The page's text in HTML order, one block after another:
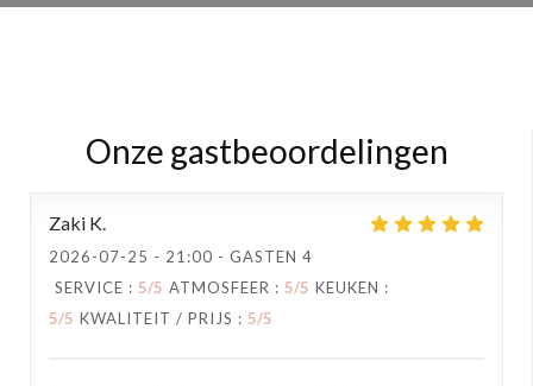
Onze gastbeoordelingen
Zaki K
2026-07-25 - 21:00 - GASTEN 4
SERVICE : 5/5 ATMOSFEER : 5/5 KEUKEN :
5/5 KWALITEIT / PRIJS : 5/5